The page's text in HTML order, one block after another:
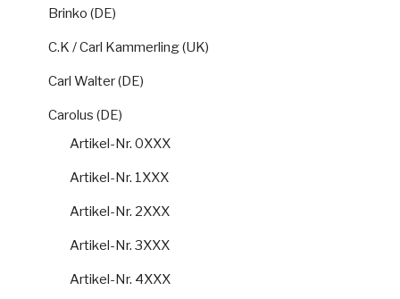
Brinko (DE)
C.K / Carl Kammerling (UK)
Carl Walter (DE)
Carolus (DE)
Artikel-Nr. 0XXX
Artikel-Nr. 1XXX
Artikel-Nr. 2XXX
Artikel-Nr. 3XXX
Artikel-Nr. 4XXX